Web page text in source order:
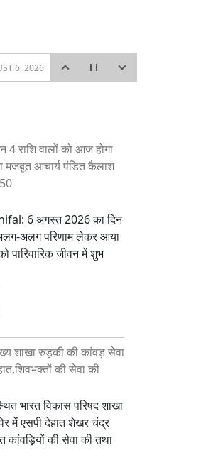
6, 2026
कार्यक्रम आयोजित किया गया।
राशि वालों को आज होगा
मजबूत आचार्य पंडित कैलाश
6 अगस्त 2026 का दिन
अलग परिणाम लेकर आया
पारिवारिक जीवन में शुभ
शाखा रुड़की की कांवड़ सेवा
की सेवा की
भारत विकास परिषद शाखा
में एसपी देहात शेखर चंद्र
की सेवा की तथा